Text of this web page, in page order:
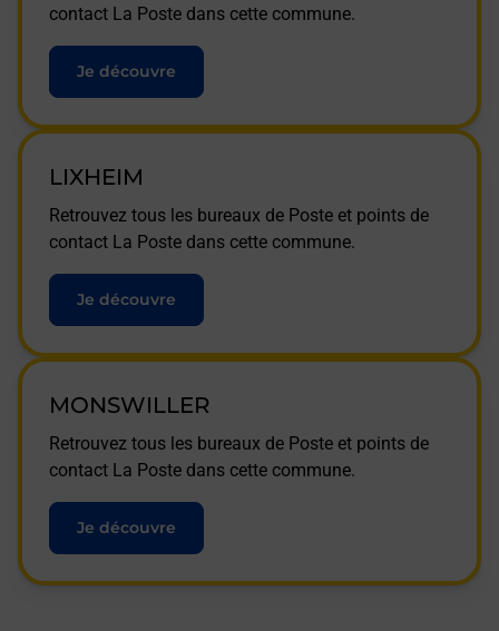
contact La Poste dans cette commune.
Je découvre
LIXHEIM
Retrouvez tous les bureaux de Poste et points de
contact La Poste dans cette commune.
Je découvre
MONSWILLER
Retrouvez tous les bureaux de Poste et points de
contact La Poste dans cette commune.
Je découvre